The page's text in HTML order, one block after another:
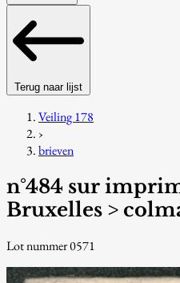
Terug naar lijst
Veiling 178
›
brieven
n°484 sur
Bruxelles >
Lot nummer 0571